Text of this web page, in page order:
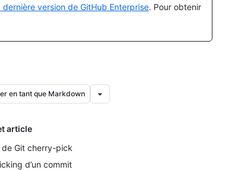
version de GitHub Enterprise. Pour obtenir
en tant que Markdown
article
Git cherry-pick
d’un commit